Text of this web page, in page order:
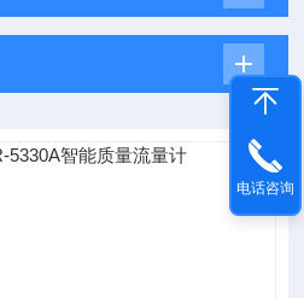
电话咨询